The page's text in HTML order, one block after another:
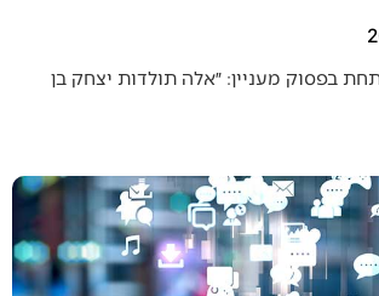
בפסוק מעניין: ״אלה תולדות יצחק בן